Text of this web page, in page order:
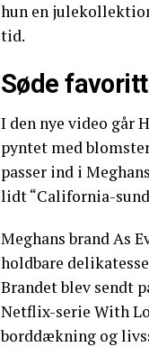
hun en
tid.
Søde
I den nye video går
pyntet med
passer ind i
lidt “California-
Meghans brand As
holdbare
Brandet blev sendt
Netflix-serie With
borddækning og